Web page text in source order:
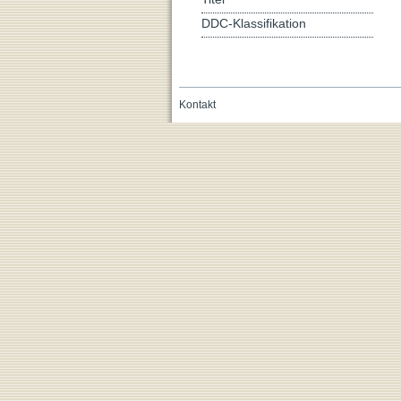
DDC-Klassifikation
Kontakt